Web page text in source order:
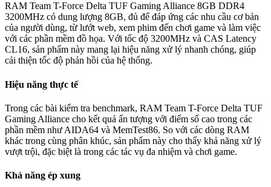
RAM Team T-Force Delta TUF Gaming Alliance 8GB DDR4
3200MHz có dung lượng 8GB, đủ để đáp ứng các nhu cầu cơ bản
của người dùng, từ lướt web, xem phim đến chơi game và làm việc
với các phần mềm đồ họa. Với tốc độ 3200MHz và CAS Latency
CL16, sản phẩm này mang lại hiệu năng xử lý nhanh chóng, giúp
cải thiện tốc độ phản hồi của hệ thống.
Hiệu năng thực tế
Trong các bài kiểm tra benchmark, RAM Team T-Force Delta TUF
Gaming Alliance cho kết quả ấn tượng với điểm số cao trong các
phần mềm như AIDA64 và MemTest86. So với các dòng RAM
khác trong cùng phân khúc, sản phẩm này cho thấy khả năng xử lý
vượt trội, đặc biệt là trong các tác vụ đa nhiệm và chơi game.
Khả năng ép xung